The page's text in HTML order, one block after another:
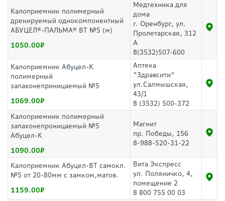
Калоприемник полимерный
дренируемый однокомпонентный
АБУЦЕЛ®-ПАЛЬМА® ВТ №5 (м)
1050.00
Медтехника для
дома
г. Оренбург, ул.
Пролетарская, 312
А
8(3532)507-600
Калоприемник Абуцел-К
полимерный
запахонеприницаемый №5
1069.00
Аптека
"Здравсити"
ул.Салмышская,
43/1
8 (3532) 500-372
Калоприемник полимерный
запахонепроницаемый №5
Абуцел-К
1090.00
Магнит
пр. Победы, 156
8-988-520-31-22
Калоприемник Абуцел-ВТ самокл.
№5 от 20-80мм с замком,матов.
1159.00
Вита Экспресс
ул. Поляничко, 4,
помещение 2
8 800 755 00 03